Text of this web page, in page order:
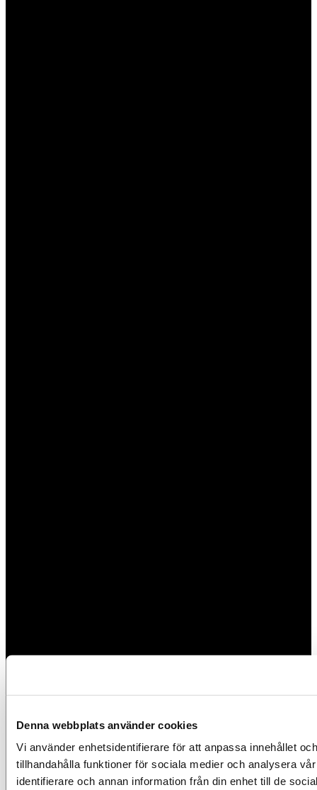
Denna webbplats använder cookies
Vi använder enhetsidentifierare för att anpassa innehållet
tillhandahålla funktioner för sociala medier och analysera
identifierare och annan information från din enhet till de